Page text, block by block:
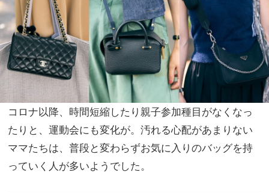
のマ
マス
タイ
リス
トが
直
コロナ以降、時間短縮したり親子参加種目がなくなっ
たりと、運動会にも変化が。汚れる心配があまりない
ママたちは、普段と変わらずお気に入りのバッグを持
っていく人が多いようでした。